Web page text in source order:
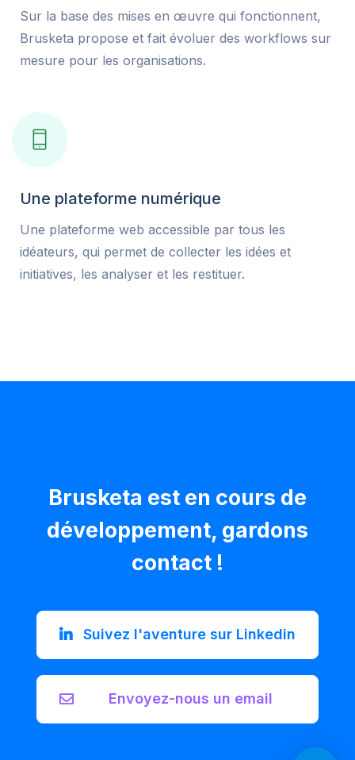
Sur la base des mises en œuvre qui fonctionnent,
Brusketa propose et fait évoluer des workflows sur
mesure pour les organisations.
Une plateforme numérique
Une plateforme web accessible par tous les
idéateurs, qui permet de collecter les idées et
initiatives, les analyser et les restituer.
Brusketa est en cours de
développement, gardons
contact !
Suivez l'aventure sur Linkedin
Envoyez-nous un email